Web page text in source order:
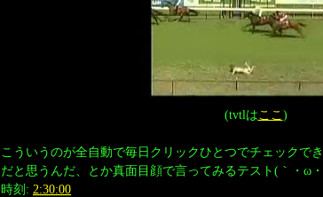
(tvtlはここ )
こういうのが全自動で毎日クリックひとつでチェックで
だと思うんだ、とか真面目顔で言ってみるテスト(｀・ω・
時刻: 2:30:00